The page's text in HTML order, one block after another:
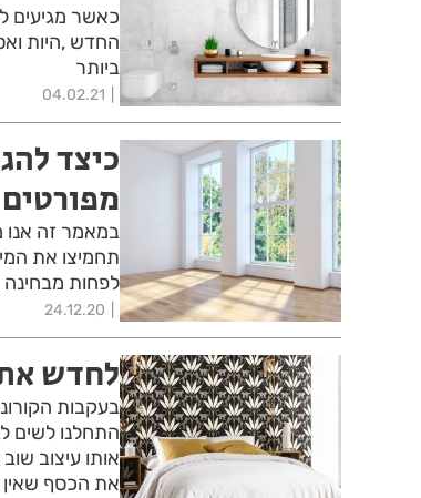
כאשר מגיעים
החדש ,היות
ביותר
04.02.21
כיצד
מפורטים
במאמר זה אנו
תחמיצו את
לפחות מבחינה
24.12.20
לחדש
בעקבות
התחלנו לשים
אותו עיצוב
את הכסף שאין